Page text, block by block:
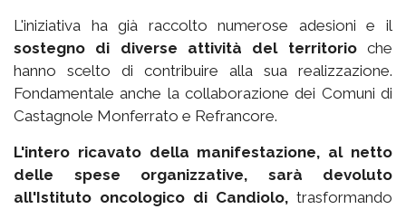
L'iniziativa ha già raccolto numerose adesioni e il
sostegno di diverse attività del territorioche
hanno scelto di contribuire alla sua realizzazione.
Fondamentale anche la collaborazione dei Comuni di
Castagnole Monferrato e Refrancore.
L'intero ricavato della manifestazione, al netto
delle spese organizzative, sarà devoluto
all'Istituto oncologico di Candiolo, trasformando